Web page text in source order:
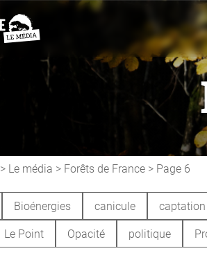
> Le média > Forêts de France > Page 6
Bioénergies canicule captation
Le Point Opacité politique